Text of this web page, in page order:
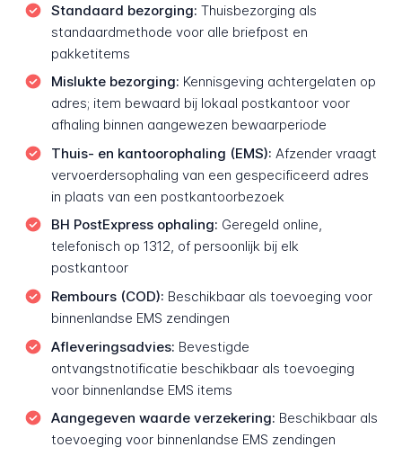
Standaard bezorging: Thuisbezorging als
standaardmethode voor alle briefpost en
pakketitems
Mislukte bezorging: Kennisgeving achtergelaten op
adres; item bewaard bij lokaal postkantoor voor
afhaling binnen aangewezen bewaarperiode
Thuis- en kantoorophaling (EMS): Afzender vraagt
vervoerdersophaling van een gespecificeerd adres
in plaats van een postkantoorbezoek
BH PostExpress ophaling: Geregeld online,
telefonisch op 1312, of persoonlijk bij elk
postkantoor
Rembours (COD): Beschikbaar als toevoeging voor
binnenlandse EMS zendingen
Afleveringsadvies: Bevestigde
ontvangstnotificatie beschikbaar als toevoeging
voor binnenlandse EMS items
Aangegeven waarde verzekering: Beschikbaar als
toevoeging voor binnenlandse EMS zendingen